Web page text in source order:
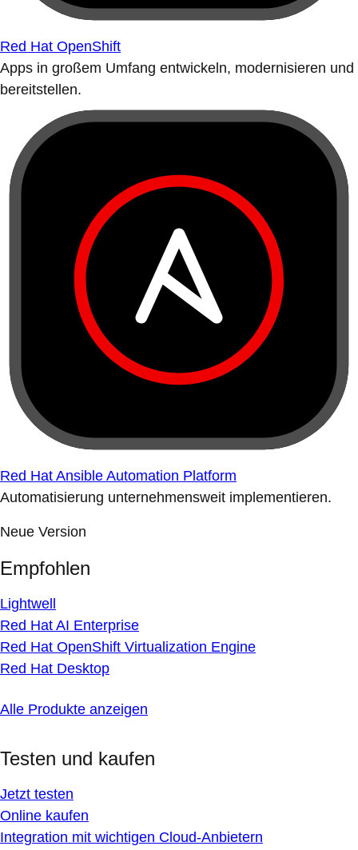
Red Hat OpenShift
Apps in großem Umfang entwickeln, modernisieren und
bereitstellen.
Red Hat Ansible Automation Platform
Automatisierung unternehmensweit implementieren.
Neue Version
Empfohlen
Lightwell
Red Hat AI Enterprise
Red Hat OpenShift Virtualization Engine
Red Hat Desktop
Alle Produkte anzeigen
Testen und kaufen
Jetzt testen
Online kaufen
Integration mit wichtigen Cloud-Anbietern